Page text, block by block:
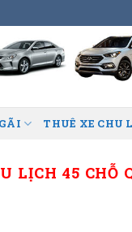
THUÊ XE CHU
LỊCH 45 CHỖ